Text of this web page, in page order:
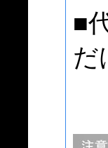
■
だ